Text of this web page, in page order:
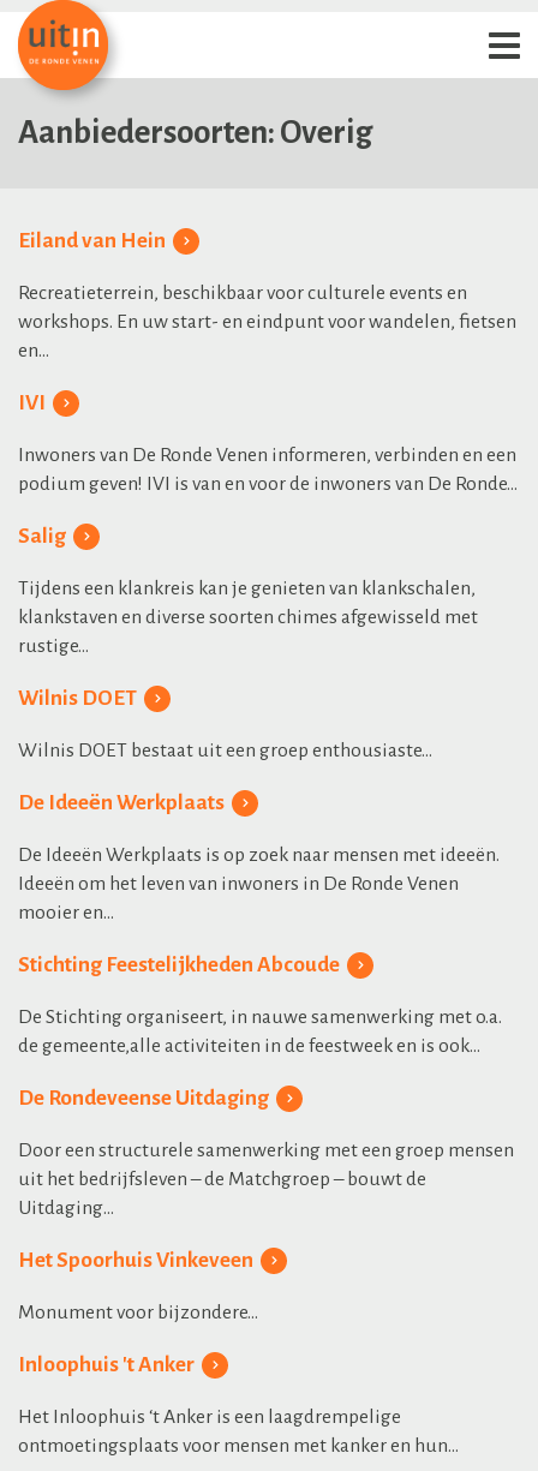
Aanbiedersoorten: Overig
Eiland van Hein
Recreatieterrein, beschikbaar voor culturele events en
workshops. En uw start- en eindpunt voor wandelen, fietsen
en...
IVI
Inwoners van De Ronde Venen informeren, verbinden en een
podium geven! IVI is van en voor de inwoners van De Ronde...
Salig
Tijdens een klankreis kan je genieten van klankschalen,
klankstaven en diverse soorten chimes afgewisseld met
rustige...
Wilnis DOET
Wilnis DOET bestaat uit een groep enthousiaste...
De Ideeën Werkplaats
De Ideeën Werkplaats is op zoek naar mensen met ideeën.
Ideeën om het leven van inwoners in De Ronde Venen
mooier en...
Stichting Feestelijkheden Abcoude
De Stichting organiseert, in nauwe samenwerking met o.a.
de gemeente,alle activiteiten in de feestweek en is ook...
De Rondeveense Uitdaging
Door een structurele samenwerking met een groep mensen
uit het bedrijfsleven – de Matchgroep – bouwt de
Uitdaging...
Het Spoorhuis Vinkeveen
Monument voor bijzondere...
Inloophuis 't Anker
Het Inloophuis ‘t Anker is een laagdrempelige
ontmoetingsplaats voor mensen met kanker en hun...